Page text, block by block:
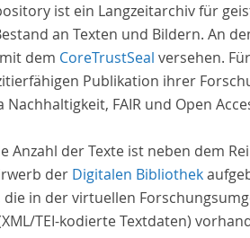
ist ein Langzeitarchiv für
an Texten und Bildern. An
dem CoreTrustSeal versehen.
Publikation ihrer
Nachhaltigkeit, FAIR und Open
Anzahl der Texte ist neben dem
der Digitalen Bibliothek
in der virtuellen
TEI-kodierte Textdaten)